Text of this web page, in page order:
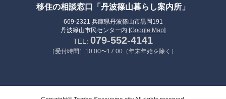
移住の相談窓口「丹波篠山暮らし案内所」
669-2321 兵庫県丹波篠山市黒岡191
丹波篠山市民センター内 [Google Map]
TEL: 079-552-4141
［受付時間］10:00〜17:00（年末年始を除く）